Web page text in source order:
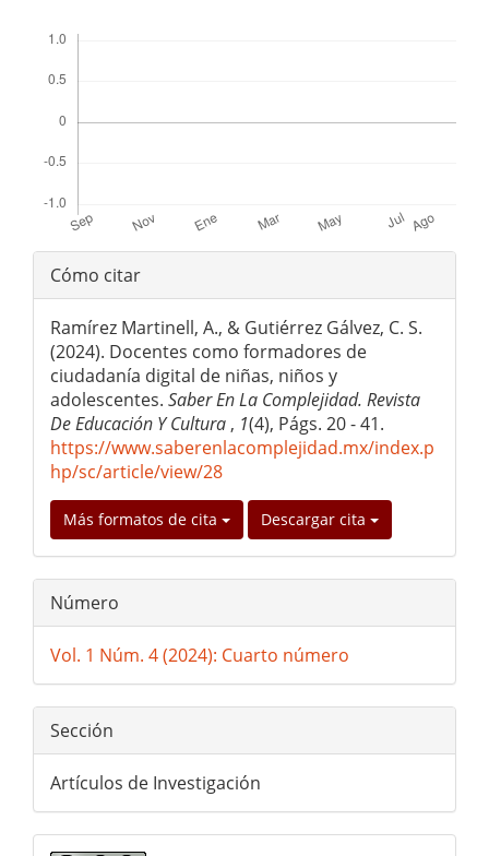
Detalles
del
artículo
Cómo citar
Ramírez Martinell, A., & Gutiérrez Gálvez, C. S.
(2024). Docentes como formadores de
ciudadanía digital de niñas, niños y
adolescentes. Saber En La Complejidad. Revista
De Educación Y Cultura , 1(4), Págs. 20 - 41.
https://www.saberenlacomplejidad.mx/index.p
hp/sc/article/view/28
Más formatos de cita Descargar cita
Número
Vol. 1 Núm. 4 (2024): Cuarto número
Sección
Artículos de Investigación